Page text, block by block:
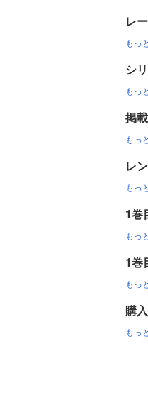
レ
もっ
シ
もっ
掲
もっ
レ
もっ
1巻
もっ
1巻
もっ
購
もっ